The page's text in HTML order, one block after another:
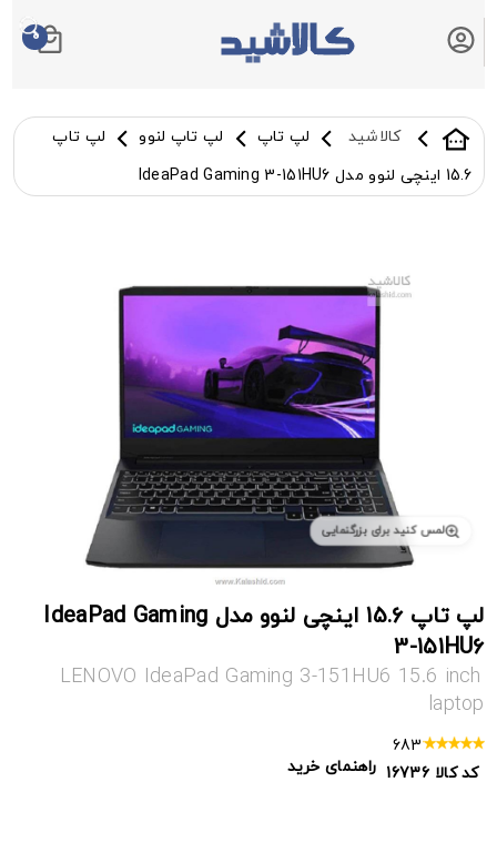
0
کالاشید لپ تاپ لپ تاپ لنوو
لپ تاپ
15.6 اینچی لنوو مدل IdeaPad Gaming 3-151HU6
لمس کنید برای بزرگنمایی
لپ تاپ 15.6 اینچی لنوو مدل IdeaPad Gaming
3-151HU6
LENOVO IdeaPad Gaming 3-151HU6 15.6 inch
laptop
683
کد کالا 16736 راهنمای خرید